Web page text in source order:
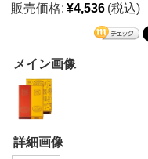
販売価格: ¥4,536 (税込)
メイン画像
詳細画像